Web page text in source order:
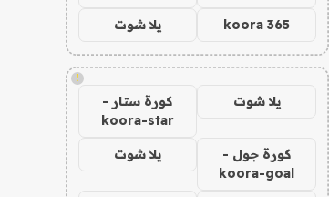
koora 365 يلا شوت
!
يلا شوت
كورة ستار -
koora-star
كورة جول -
koora-goal
يلا شوت